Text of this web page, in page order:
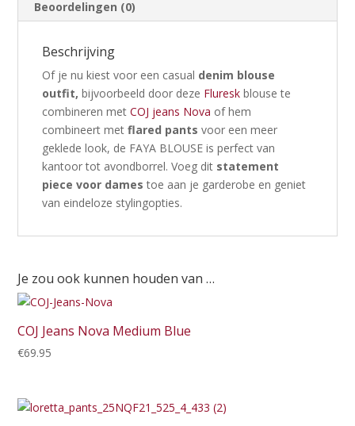
Beoordelingen (0)
Beschrijving
Of je nu kiest voor een casual denim blouse
outfit,bijvoorbeeld door deze Fluresk blouse te
combineren metCOJ jeans Nova of hem
combineert metflared pants voor een meer
geklede look, de FAYA BLOUSE is perfect van
kantoor tot avondborrel. Voeg dit statement
piece voor dames toe aan je garderobe en geniet
van eindeloze stylingopties.
Je zou ook kunnen houden van …
COJ Jeans Nova Medium Blue
€69.95